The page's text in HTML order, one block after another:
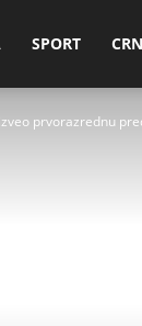
SPORT
prvorazrednu